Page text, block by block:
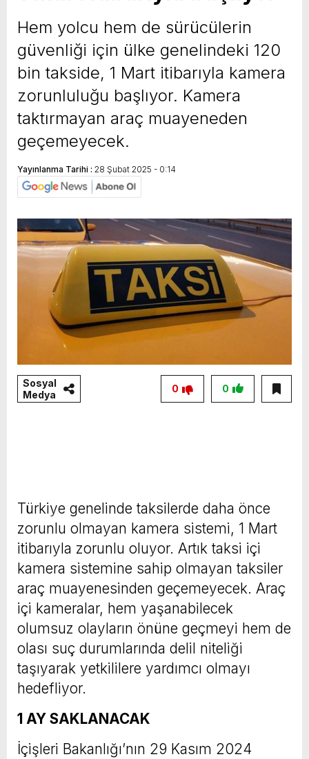
yeni özellikler belli oldu
Hem yolcu hem de sürücülerin
güvenliği için ülke genelindeki 120
bin takside, 1 Mart itibarıyla kamera
zorunluluğu başlıyor. Kamera
taktırmayan araç muayeneden
geçemeyecek.
Yayınlanma Tarihi : 28 Şubat 2025 - 0:14
Sosyal
Medya
0
0
Türkiye genelinde taksilerde daha önce
zorunlu olmayan kamera sistemi, 1 Mart
itibarıyla zorunlu oluyor. Artık taksi içi
kamera sistemine sahip olmayan taksiler
araç muayenesinden geçemeyecek. Araç
içi kameralar, hem yaşanabilecek
olumsuz olayların önüne geçmeyi hem de
olası suç durumlarında delil niteliği
taşıyarak yetkililere yardımcı olmayı
hedefliyor.
1 AY SAKLANACAK
İçişleri Bakanlığı’nın 29 Kasım 2024